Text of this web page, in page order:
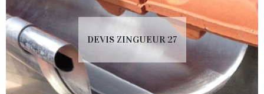
DEVIS ZINGUEUR 27